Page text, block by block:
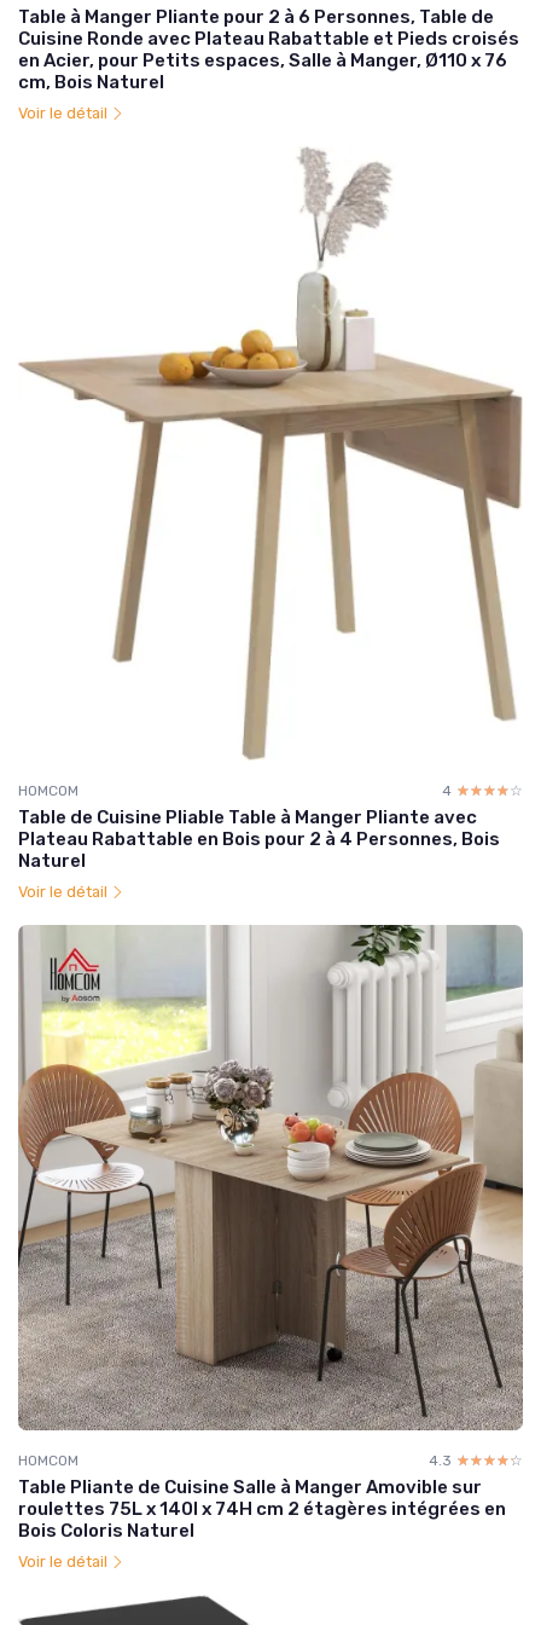
Table à Manger Pliante pour 2 à 6 Personnes, Table de
Cuisine Ronde avec Plateau Rabattable et Pieds croisés
en Acier, pour Petits espaces, Salle à Manger, Ø110 x 76
cm, Bois Naturel
Voir le détail
HOMCOM 4 ☆☆☆☆☆
★★★★★
Table de Cuisine Pliable Table à Manger Pliante avec
Plateau Rabattable en Bois pour 2 à 4 Personnes, Bois
Naturel
Voir le détail
HOMCOM 4.3 ☆☆☆☆☆
★★★★★
Table Pliante de Cuisine Salle à Manger Amovible sur
roulettes 75L x 140l x 74H cm 2 étagères intégrées en
Bois Coloris Naturel
Voir le détail